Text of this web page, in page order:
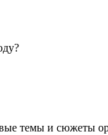
темы и сюжеты